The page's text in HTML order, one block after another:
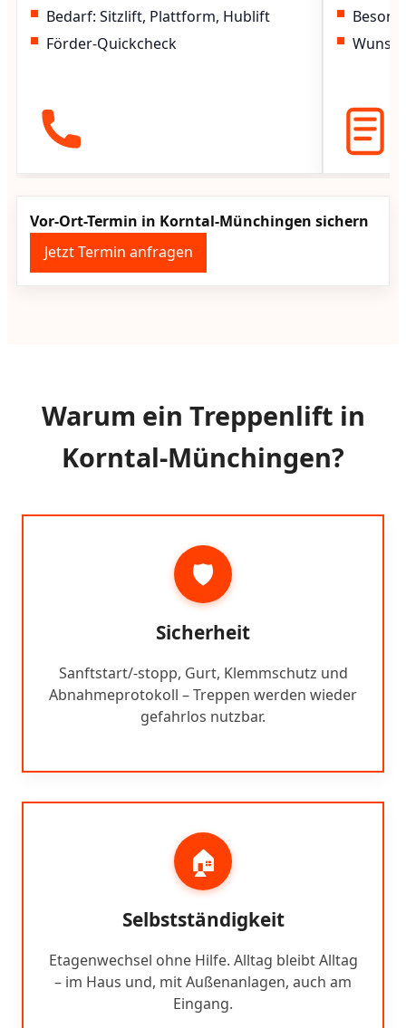
Bedarf: Sitzlift, Plattform, Hublift
Förder-Quickcheck
Vor-Ort-Termin in Korntal-Münchingen sichern
Jetzt Termin anfragen
Warum ein Treppenlift in
Korntal-Münchingen?
🛡️
Sicherheit
Sanftstart/-stopp, Gurt, Klemmschutz und
Abnahmeprotokoll – Treppen werden wieder
gefahrlos nutzbar.
🏠
Selbstständigkeit
Etagenwechsel ohne Hilfe. Alltag bleibt Alltag
– im Haus und, mit Außenanlagen, auch am
Eingang.